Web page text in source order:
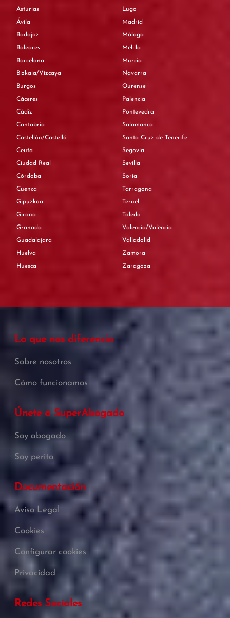
Asturias
Ávila
Badajoz
Baleares
Barcelona
Bizkaia/Vizcaya
Burgos
Cáceres
Cádiz
Cantabria
Castellón/Castelló
Ceuta
Ciudad Real
Córdoba
Cuenca
Gipuzkoa
Girona
Granada
Guadalajara
Huelva
Huesca
Lugo
Madrid
Málaga
Melilla
Murcia
Navarra
Ourense
Palencia
Pontevedra
Salamanca
Santa Cruz de Tenerife
Segovia
Sevilla
Soria
Tarragona
Teruel
Toledo
Valencia/València
Valladolid
Zamora
Zaragoza
Lo que nos diferencia
Sobre nosotros
Cómo funcionamos
Únete a SuperAbogado
Soy abogado
Soy perito
Documentación
Aviso Legal
Cookies
Configurar cookies
Privacidad
Redes Sociales